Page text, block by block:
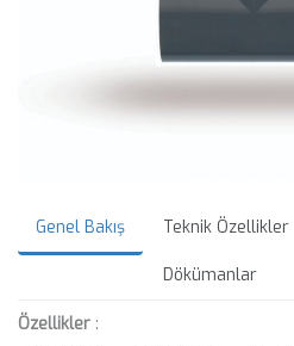
Genel Bakış Teknik Özellikler
Dökümanlar
Özellikler :